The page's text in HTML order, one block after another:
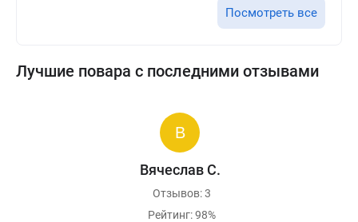
Посмотреть все
Лучшие повара с последними отзывами
Вячеслав С.
Отзывов: 3
Рейтинг: 98%